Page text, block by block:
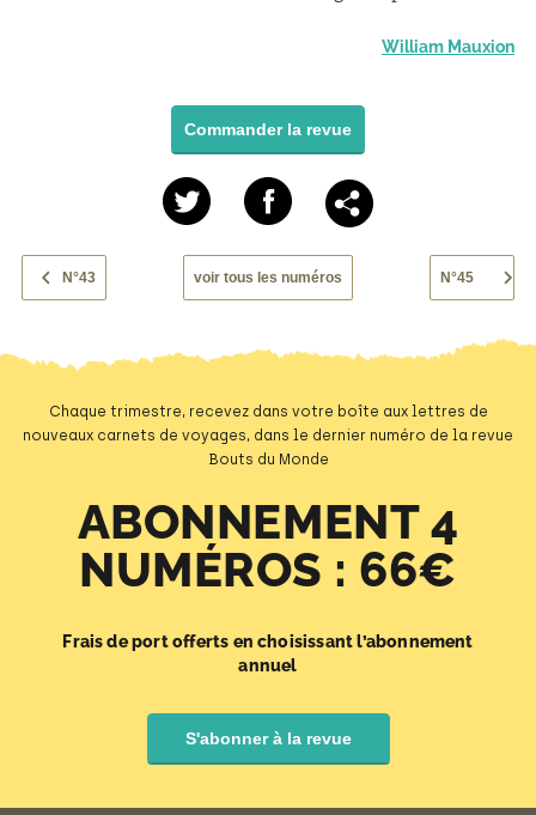
William Mauxion
Commander la revue
N°43 voir tous les numéros N°45
Chaque trimestre, recevez dans votre boîte aux lettres de
nouveaux carnets de voyages, dans le dernier numéro de la revue
Bouts du Monde
ABONNEMENT 4
NUMÉROS : 66€
Frais de port offerts en choisissant l’abonnement
annuel
S'abonner à la revue